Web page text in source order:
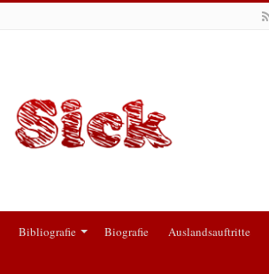
Bibliografie Biografie Auslandsauftritte